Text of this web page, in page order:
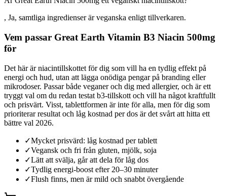
, Ja, samtliga ingredienser är veganska enligt tillverkaren.
Vem passar Great Earth Vitamin B3 Niacin 500mg
för
Det här är niacintillskottet för dig som vill ha en tydlig effekt på
energi och hud, utan att lägga onödiga pengar på branding eller
mikrodoser. Passar både veganer och dig med allergier, och är ett
tryggt val om du redan testat b3-tillskott och vill ha något kraftfullt
och prisvärt. Visst, tablettformen är inte för alla, men för dig som
prioriterar resultat och låg kostnad per dos är det svårt att hitta ett
bättre val 2026.
✓Mycket prisvärd: låg kostnad per tablett
✓Vegansk och fri från gluten, mjölk, soja
✓Lätt att svälja, går att dela för låg dos
✓Tydlig energi-boost efter 20–30 minuter
✓Flush finns, men är mild och snabbt övergående